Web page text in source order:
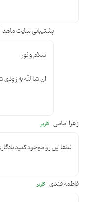
پشتیبانی سایت
سلام و نور
ان شاالله به
زهرا امامی |کاربر
لطفا این رو موجود کنید
فاطمه قندی |کاربر